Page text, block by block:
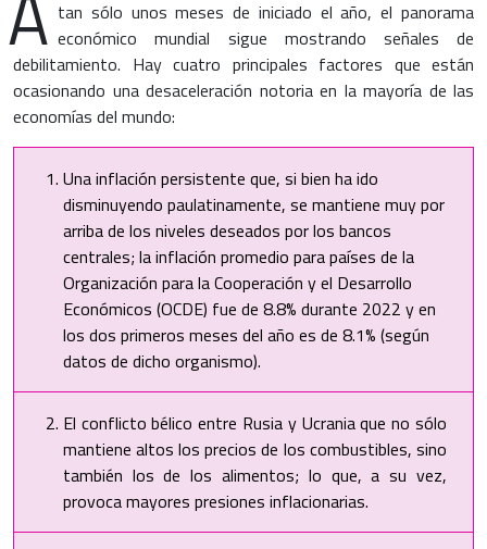
tan sólo unos meses de iniciado el año, el panorama
económico mundial sigue mostrando señales de
debilitamiento. Hay cuatro principales factores que están
ocasionando una desaceleración notoria en la mayoría de las
economías del mundo:
Una inflación persistente que, si bien ha ido
disminuyendo paulatinamente, se mantiene muy por
arriba de los niveles deseados por los bancos
centrales; la inflación promedio para países de la
Organización para la Cooperación y el Desarrollo
Económicos (OCDE) fue de 8.8% durante 2022 y en
los dos primeros meses del año es de 8.1% (según
datos de dicho organismo).
El conflicto bélico entre Rusia y Ucrania que no sólo
mantiene altos los precios de los combustibles, sino
también los de los alimentos; lo que, a su vez,
provoca mayores presiones inflacionarias.